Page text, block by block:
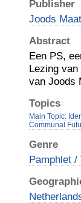
Publisher
Joods
Abstract
Een PS,
Lezing
van Joods
Topics
Main Topic:
Communal
Genre
Pamphlet /